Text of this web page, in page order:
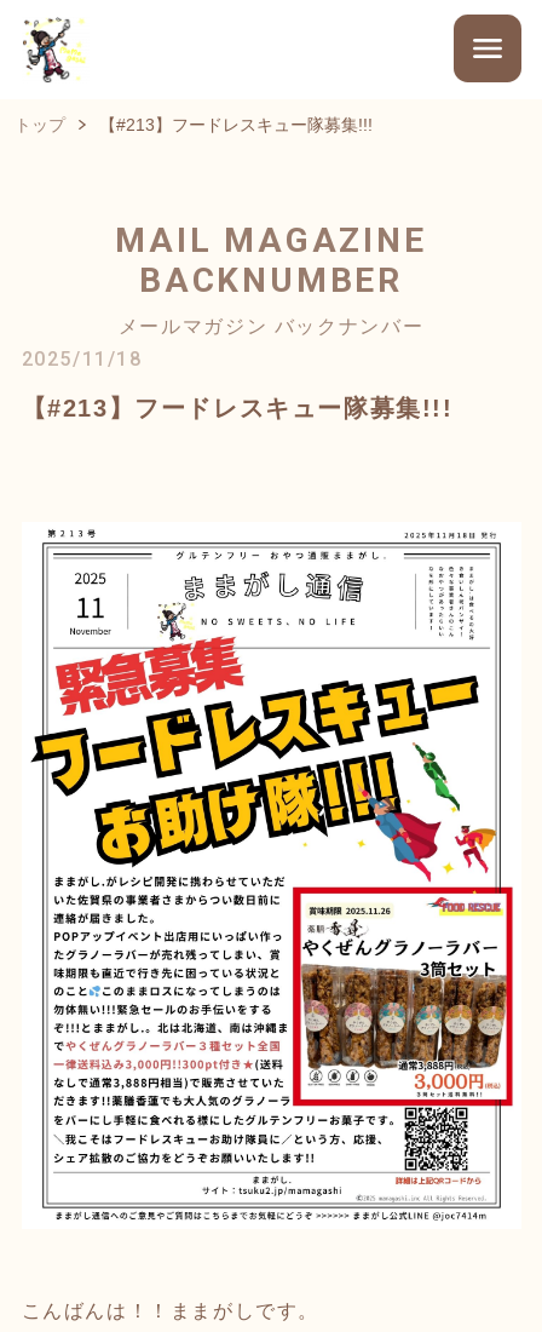
トップ 【#213】フードレスキュー隊募集!!!
MAIL MAGAZINE
BACKNUMBER
メールマガジン バックナンバー
2025/11/18
【#213】フードレスキュー隊募集!!!
こんばんは！！ままがしです。